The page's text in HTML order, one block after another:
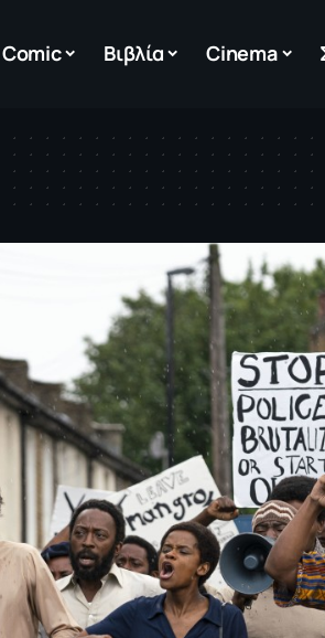
Comic Βιβλία Cinema